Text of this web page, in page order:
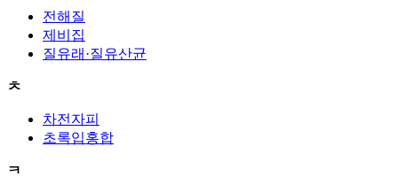
전해질
제비집
질유래·질유산균
ㅊ
차전자피
초록입홍합
ㅋ